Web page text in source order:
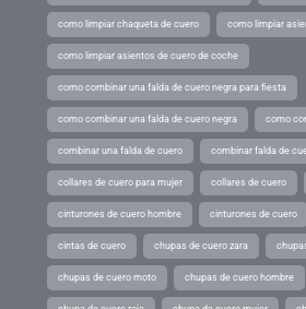
como limpiar chaqueta de cuero como limpiar
como limpiar asientos de cuero de coche
como combinar una falda de cuero negra para fiesta
como combinar una falda de cuero negra como
combinar una falda de cuero combinar falda de
collares de cuero para mujer collares de cuero
cinturones de cuero hombre cinturones de cuero
cintas de cuero chupas de cuero zara
chupas de cuero moto chupas de cuero hombre